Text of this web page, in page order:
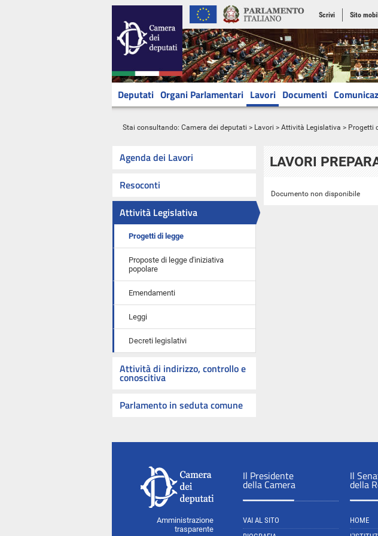
Scrivi Sito
Deputati Organi Parlamentari Lavori Documenti
Stai consultando: Camera dei deputati > Lavori > Attività Legislativa > Progetti
Agenda dei Lavori
Resoconti
Attività Legislativa
Progetti di legge
Proposte di legge d'iniziativa
popolare
Emendamenti
Leggi
Decreti legislativi
Attività di indirizzo, controllo e
conoscitiva
Parlamento in seduta comune
LAVORI
Documento non disponibile
Amministrazione
trasparente
Il Presidente
della Camera
VAI AL SITO
Il
della
HOME